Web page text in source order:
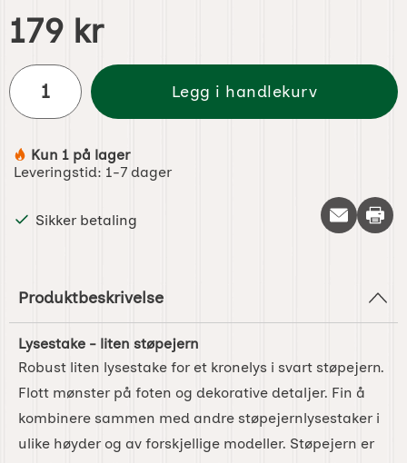
Handle dette produktet, Lysestake - liten støpejern
pris
179 kr
antall
Legg i handlekurv
Produkttilgjengelighet:
Kun 1 på lager
Leveringstid: 1-7 dager
Sikker betaling Skriv
Produktbeskrivelse
Lysestake - liten støpejern
Robust liten lysestake for et kronelys i svart støpejern.
Flott mønster på foten og dekorative detaljer. Fin å
kombinere sammen med andre støpejernlysestaker i
ulike høyder og av forskjellige modeller. Støpejern er